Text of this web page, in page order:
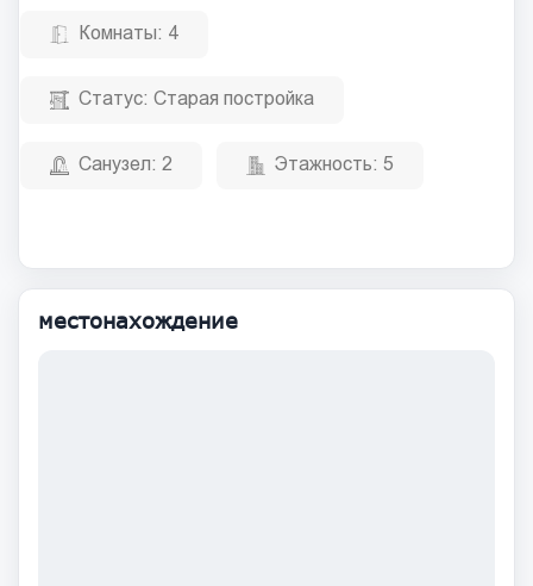
Комнаты: 4
Статус: Старая постройка
Санузел: 2 Этажность: 5
местонахождение